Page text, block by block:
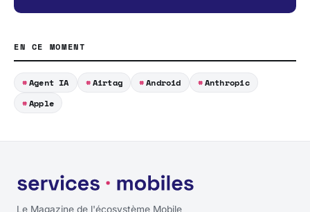
EN CE MOMENT
Agent IA Airtag Android
Anthropic
Apple
Le Magazine de l'écosystème Mobile